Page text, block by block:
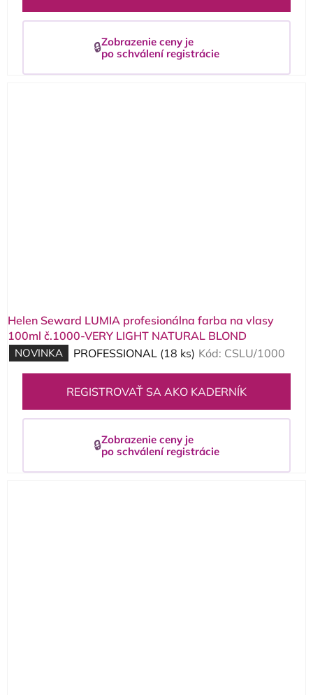
🔒Zobrazenie ceny je
po schválení registrácie
Helen Seward LUMIA profesionálna farba na vlasy
100ml č.1000-VERY LIGHT NATURAL BLOND
NOVINKA PROFESSIONAL (18 ks) Kód: CSLU/1000
REGISTROVAŤ SA AKO KADERNÍK
🔒Zobrazenie ceny je
po schválení registrácie